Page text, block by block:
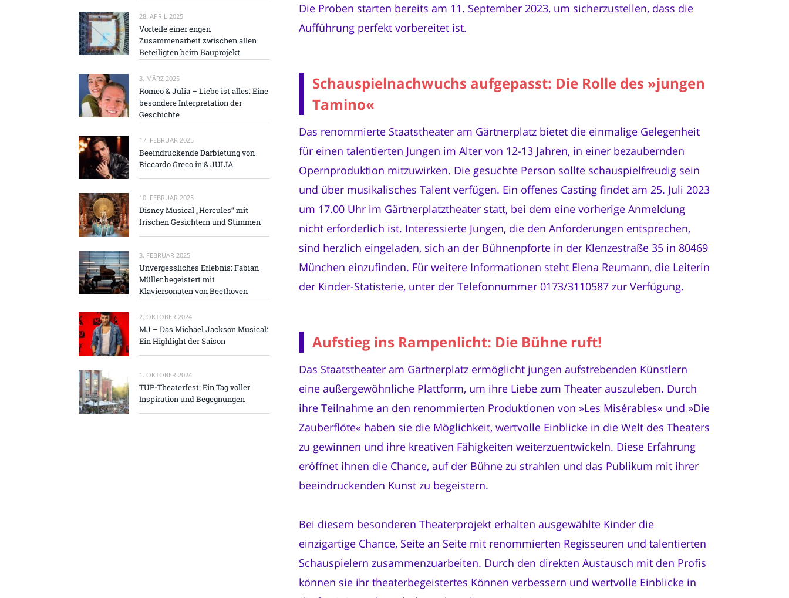
Die Proben starten bereits am 11. September 2023, um sicherzustellen, dass die
Aufführung perfekt vorbereitet ist.
Schauspielnachwuchs aufgepasst: Die Rolle des »jungen
Tamino«
Das renommierte Staatstheater am Gärtnerplatz bietet die einmalige Gelegenheit
für einen talentierten Jungen im Alter von 12-13 Jahren, in einer bezaubernden
Opernproduktion mitzuwirken. Die gesuchte Person sollte schauspielfreudig sein
und über musikalisches Talent verfügen. Ein offenes Casting findet am 25. Juli 2023
um 17.00 Uhr im Gärtnerplatztheater statt, bei dem eine vorherige Anmeldung
nicht erforderlich ist. Interessierte Jungen, die den Anforderungen entsprechen,
sind herzlich eingeladen, sich an der Bühnenpforte in der Klenzestraße 35 in 80469
München einzufinden. Für weitere Informationen steht Elena Reumann, die Leiterin
der Kinder-Statisterie, unter der Telefonnummer 0173/3110587 zur Verfügung.
Aufstieg ins Rampenlicht: Die Bühne ruft!
Das Staatstheater am Gärtnerplatz ermöglicht jungen aufstrebenden Künstlern
eine außergewöhnliche Plattform, um ihre Liebe zum Theater auszuleben. Durch
ihre Teilnahme an den renommierten Produktionen von »Les Misérables« und »Die
Zauberflöte« haben sie die Möglichkeit, wertvolle Einblicke in die Welt des Theaters
zu gewinnen und ihre kreativen Fähigkeiten weiterzuentwickeln. Diese Erfahrung
eröffnet ihnen die Chance, auf der Bühne zu strahlen und das Publikum mit ihrer
beeindruckenden Kunst zu begeistern.
Bei diesem besonderen Theaterprojekt erhalten ausgewählte Kinder die
einzigartige Chance, Seite an Seite mit renommierten Regisseuren und talentierten
Schauspielern zusammenzuarbeiten. Durch den direkten Austausch mit den Profis
können sie ihr theaterbegeistertes Können verbessern und wertvolle Einblicke in
28. APRIL 2025
Vorteile einer engen
Zusammenarbeit zwischen allen
Beteiligten beim Bauprojekt
3. MÄRZ 2025
Romeo & Julia – Liebe ist alles: Eine
besondere Interpretation der
Geschichte
17. FEBRUAR 2025
Beeindruckende Darbietung von
Riccardo Greco in & JULIA
10. FEBRUAR 2025
Disney Musical „Hercules“ mit
frischen Gesichtern und Stimmen
3. FEBRUAR 2025
Unvergessliches Erlebnis: Fabian
Müller begeistert mit
Klaviersonaten von Beethoven
2. OKTOBER 2024
MJ – Das Michael Jackson Musical:
Ein Highlight der Saison
1. OKTOBER 2024
TUP-Theaterfest: Ein Tag voller
Inspiration und Begegnungen